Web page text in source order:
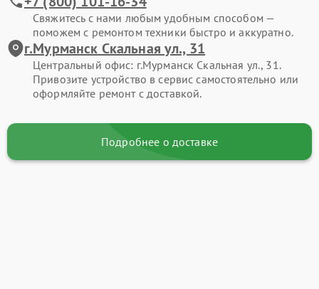
Свяжитесь с нами любым удобным способом —
поможем с ремонтом техники быстро и аккуратно.
г.Мурманск Скальная ул., 31
Центральный офис: г.Мурманск Скальная ул., 31.
Привозите устройство в сервис самостоятельно или
оформляйте ремонт с доставкой.
Подробнее о доставке